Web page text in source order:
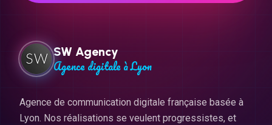
SW Agency
Agence digitale à Lyon
Agence de communication digitale française basée à
Lyon. Nos réalisations se veulent progressistes, et